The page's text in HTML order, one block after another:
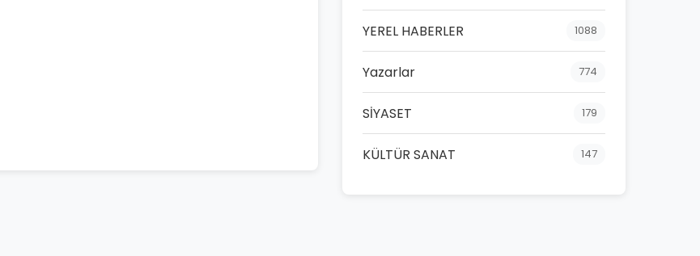
YEREL HABERLER 1088
Yazarlar 774
SİYASET 179
KÜLTÜR SANAT 147